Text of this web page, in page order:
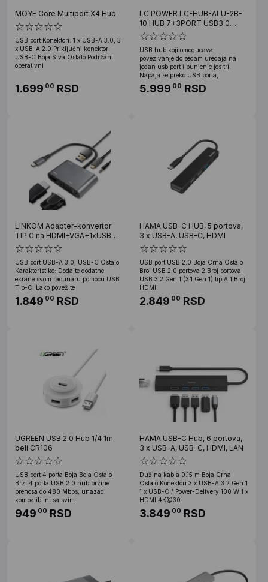
MOYE Core Multiport X4 Hub
USB port Konektori: 1 x USB-A 3.0, 3
x USB-A 2.0 Priključni konektor:
USB-C Boja Siva Ostalo Podržani
operativni
1.699 00 RSD
LC POWER LC-HUB-ALU-2B-
10 HUB 7+3PORT USB3.0
ALUMINIUM
USB hub koji omogucava
povezivanje do sedam uredaja na
jedan usb port i punjenje jos tri.
Napaja se preko USB porta,
5.999 00 RSD
LINKOM Adapter-konvertor
TIP C na HDMI+VGA+1xUSB
3.0+TIP C+AUDIO (783)
USB port USB-A 3.0, USB-C Ostalo
Karakteristike: Dodajte dodatne
ekrane svom racunaru pomocu USB
Tip-C. Lako povežite
1.849 00 RSD
HAMA USB-C HUB, 5 portova,
3 x USB-A, USB-C, HDMI
USB port USB 2.0 Boja Crna Ostalo
Broj USB 2.0 portova 2 Broj portova
USB 3.2 Gen 1 (3.1 Gen 1) tip A 1 Broj
HDMI
2.849 00 RSD
UGREEN USB 2.0 Hub 1/4 1m
beli CR106
USB port 4 porta Boja Bela Ostalo
Brzi 4 porta USB 2.0 hub brzine
prenosa do 480 Mbps, unazad
kompatibilni sa svim
949 00 RSD
HAMA USB-C Hub, 6 portova,
3 x USB-A, USB-C, HDMI, LAN
Dužina kabla 0.15 m Boja Crna
Ostalo Konektori 3 x USB-A 3.2 Gen 1
1 x USB-C / Power-Delivery 100 W 1 x
HDMI 4K@30
3.849 00 RSD